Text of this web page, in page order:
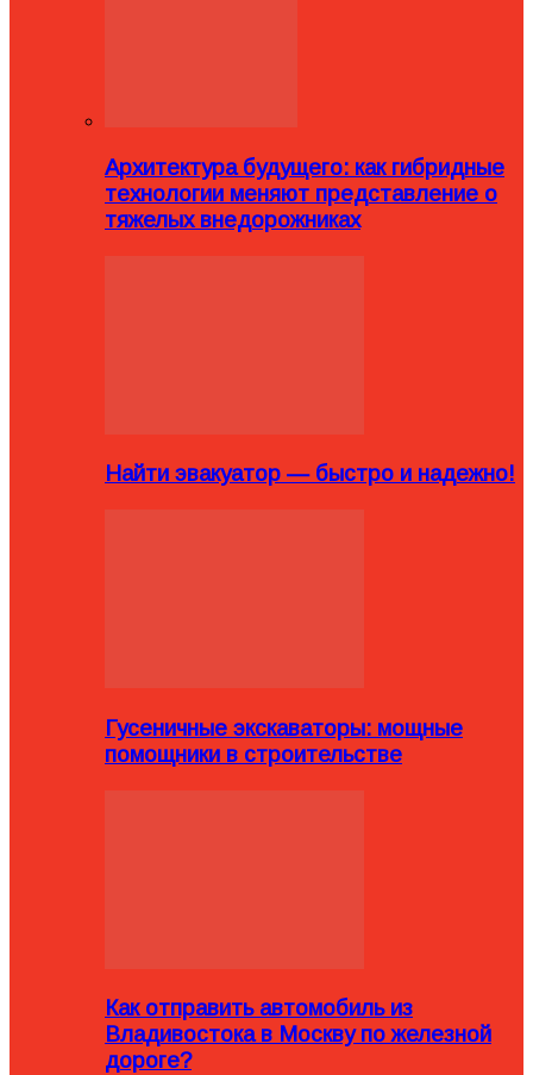
Архитектура будущего: как гибридные
технологии меняют представление о
тяжелых внедорожниках
Найти эвакуатор — быстро и надежно!
Гусеничные экскаваторы: мощные
помощники в строительстве
Как отправить автомобиль из
Владивостока в Москву по железной
дороге?